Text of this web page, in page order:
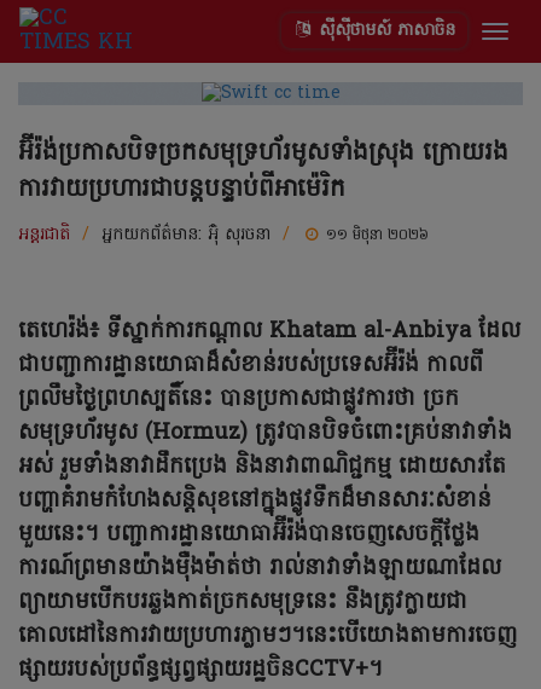
ស៊ីស៊ីថាមស៍ ភាសាចិន
អ៊ីរ៉ង់ប្រកាសបិទច្រកសមុទ្រហ័រមូសទាំងស្រុង ក្រោយរង
ការវាយប្រហារជាបន្តបន្ទាប់ពីអាម៉េរិក
អន្តរជាតិ / អ្នកយកព័ត៌មាន: អ៊ុំ សុរចនា / ១១ មិថុនា ២០២៦
តេហេរ៉ង់៖ ទីស្នាក់ការកណ្តាល Khatam al-Anbiya ដែល
ជាបញ្ជាការដ្ឋានយោធាដ៏សំខាន់របស់ប្រទេសអ៊ីរ៉ង់ កាលពី
ព្រលឹមថ្ងៃព្រហស្បតិ៍នេះ បានប្រកាសជាផ្លូវការថា ច្រក
សមុទ្រហ័រមូស (Hormuz) ត្រូវបានបិទចំពោះគ្រប់នាវាទាំង
អស់ រួមទាំងនាវាដឹកប្រេង និងនាវាពាណិជ្ជកម្ម ដោយសារតែ
បញ្ហាគំរាមកំហែងសន្តិសុខនៅក្នុងផ្លូវទឹកដ៏មានសារៈសំខាន់
មួយនេះ។ បញ្ជាការដ្ឋានយោធាអ៊ីរ៉ង់បានចេញសេចក្តីថ្លែង
ការណ៍ព្រមានយ៉ាងម៉ឺងម៉ាត់ថា រាល់នាវាទាំងឡាយណាដែល
ព្យាយាមបើកបរឆ្លងកាត់ច្រកសមុទ្រនេះ នឹងត្រូវក្លាយជា
គោលដៅនៃការវាយប្រហារភ្លាមៗ។នេះបើយោងតាមការចេញ
ផ្សាយរបស់ប្រព័ន្ធផ្សព្វផ្សាយរដ្ឋចិនCCTV+។